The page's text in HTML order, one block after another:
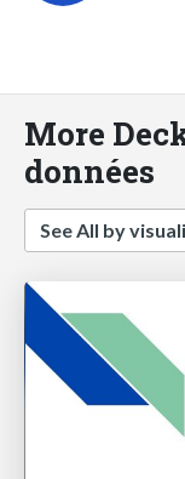
More
données
See All by